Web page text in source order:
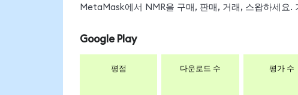
MetaMask에서 NMR을 구매, 판매, 거래, 스왑하세요.
Google Play
평점 다운로드 수 평가 수